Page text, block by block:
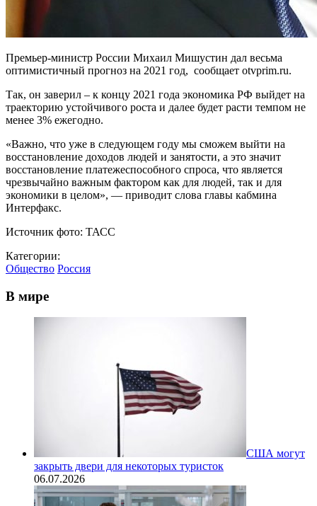
Премьер-министр России Михаил Мишустин дал весьма
оптимистичный прогноз на 2021 год, сообщает otvprim.ru.
Так, он заверил – к концу 2021 года экономика РФ выйдет на
траекторию устойчивого роста и далее будет расти темпом не
менее 3% ежегодно.
«Важно, что уже в следующем году мы сможем выйти на
восстановление доходов людей и занятости, а это значит
восстановление платежеспособного спроса, что является
чрезвычайно важным фактором как для людей, так и для
экономики в целом», — приводит слова главы кабмина
Интерфакс.
Источник фото: ТАСС
Категории:
Общество Россия
В мире
США могут
закрыть двери для некоторых туристок
06.07.2026